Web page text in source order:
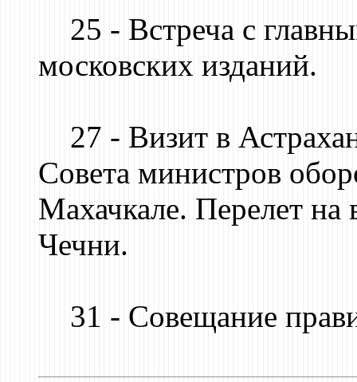
25 - Встреча с
московских изданий.
27 - Визит в
Совета министров
Махачкале. Перелет на
Чечни.
31 - Совещание